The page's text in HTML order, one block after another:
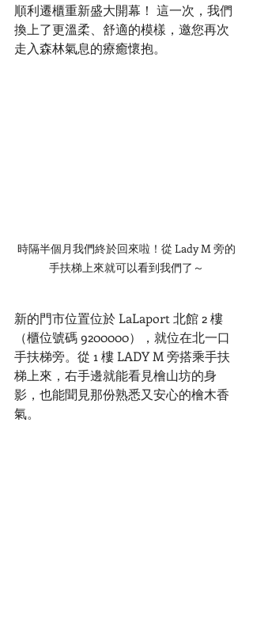
順利遷櫃重新盛大開幕！ 這一次，我們
換上了更溫柔、舒適的模樣，邀您再次
走入森林氣息的療癒懷抱。
時隔半個月我們終於回來啦！從 Lady M 旁的
手扶梯上來就可以看到我們了～
新的門市位置位於 LaLaport 北館 2 樓
（櫃位號碼 9200000），就位在北一口
手扶梯旁。從 1 樓 LADY M 旁搭乘手扶
梯上來，右手邊就能看見檜山坊的身
影，也能聞見那份熟悉又安心的檜木香
氣。